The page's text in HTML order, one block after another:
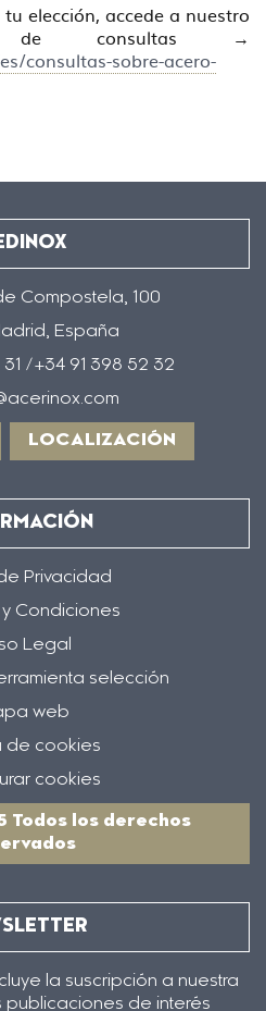
elección, accede a nuestro
de consultas →
consultas-sobre-acero-
Compostela, 100
España
31 /+34 91 398 52 32
LOCALIZACIÓN
Privacidad
y Condiciones
Legal
selección
web
de cookies
cookies
Todos los derechos
la suscripción a nuestra
publicaciones de interés